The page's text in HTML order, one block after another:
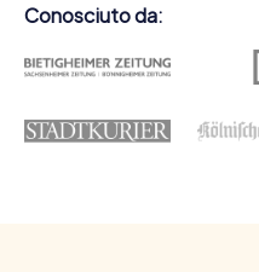
Conosciuto da: